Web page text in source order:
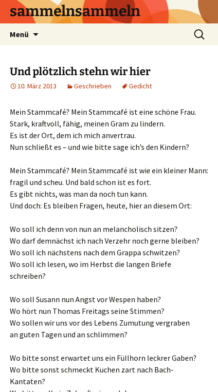
sammelnsammeln
Menü
Suchen
nach:
Und plötzlich stehn wir hier
10. März 2013 Geschrieben Gedicht
Mein Stammcafé? Mein Stammcafé ist eine schöne Frau.
Stark, kraftvoll, fähig, meinen Gram zu lindern.
Es ist der Ort, dem ich mich anvertrau.
Nun schließt es – und wie bitte sage ich’s den Kindern?
Mein Stammcafé? Mein Stammcafé ist wie ein kleiner Mann:
fragil und scheu. Und bald schon ist es fort.
Es gibt nichts, was man da noch tun kann.
Und doch: Es bleiben Fragen, heute, hier an diesem Ort:
Wo soll ich denn von nun an melancholisch sitzen?
Wo darf demnächst ich nach Verzehr noch gerne bleiben?
Wo soll ich nächstens nach dem Grappa schwitzen?
Wo soll ich lesen, wo im Herbst die langen Briefe
schreiben?
Wo soll Susann nun Angst vor Wespen haben?
Wo hört nun Thomas Freitags seine Stimmen?
Wo sollen wir uns vor des Lebens Zumutung vergraben
an guten Tagen und an schlimmen?
Wo bitte sonst erwartet uns ein Füllhorn leckrer Gaben?
Wo bitte sonst schmeckt Kuchen zart nach Bach-
Kantaten?